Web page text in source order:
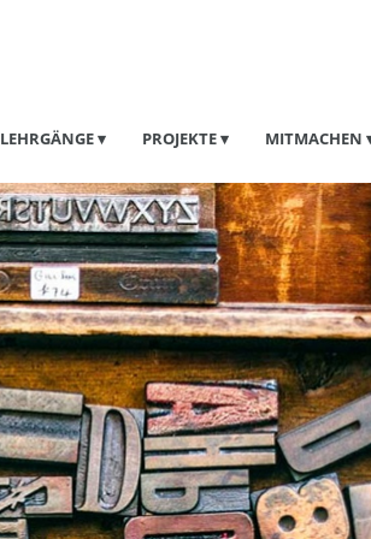
LEHRGÄNGE PROJEKTE MITMACHEN